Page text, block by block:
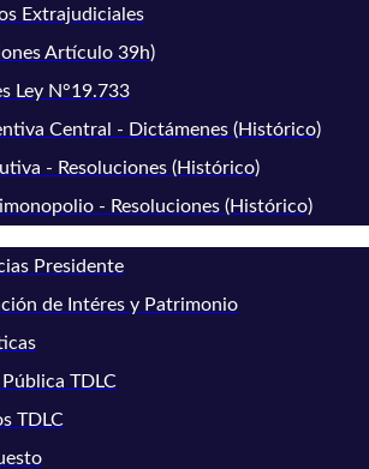
Extrajudiciales
Artículo 39h)
Ley N°19.733
Central - Dictámenes (Histórico)
- Resoluciones (Histórico)
- Resoluciones (Histórico)
Presidente
de Intéres y Patrimonio
TDLC
TDLC